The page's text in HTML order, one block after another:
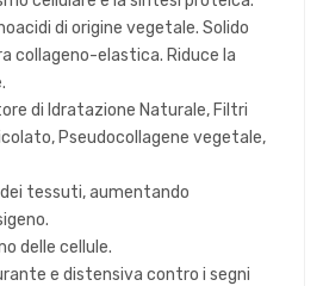
di origine vegetale. Solido
collageno-elastica. Riduce la
di Idratazione Naturale, Filtri
Pseudocollagene vegetale,
tessuti, aumentando
delle cellule.
e distensiva contro i segni